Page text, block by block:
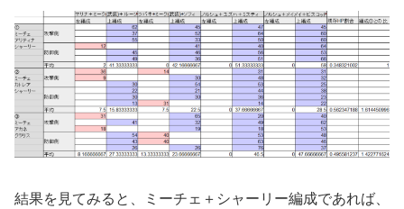
結果を見てみると、ミーチェ＋シャーリー編成であれば、